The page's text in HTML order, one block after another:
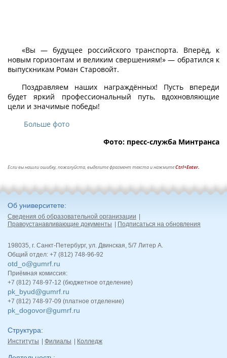
«Вы — будущее российского транспорта. Вперёд, к
новым горизонтам и великим свершениям!» — обратился к
выпускникам Роман Старовойт.
Поздравляем наших награждённых! Пусть впереди
будет яркий профессиональный путь, вдохновляющие
цели и значимые победы!
Больше фото
Фото: пресс-служба Минтранса
Если вы нашли ошибку, пожалуйста, выделите фрагмент текста и нажмитеCtrl+Enter.
Об университете
Сведения об образовательной организации
Правоустанавливающие документы
Подписаться на обновления
198035, г. Санкт-Петербург, ул. Двинская, 5/7 Литер А.
Общий отдел: +7 (812) 748-96-92
otd_o@gumrf.ru
Приёмная комиссия:
+7 (812) 748-97-12 (бюджетное отделение)
pk_byud@gumrf.ru
+7 (812) 748-97-09 (платное отделение)
pk_dogovor@gumrf.ru
Структура
Институты Филиалы Колледж